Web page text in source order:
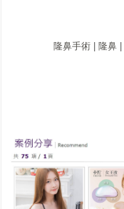
隆鼻手術| 隆鼻|